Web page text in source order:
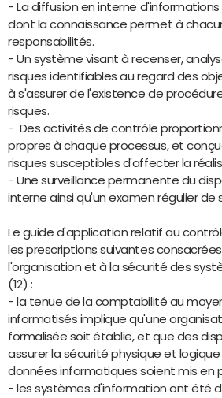
- La diffusion en interne
dont la connaissance permet à
responsabilités.
- Un système visant à recenser,
risques identifiables au regard des
à s'assurer de l'existence de
risques.
- Des activités de contrôle
propres à chaque processus, et
risques susceptibles d'affecter la
- Une surveillance permanente du
interne ainsi qu'un examen régulier
Le guide d'application relatif au
les prescriptions suivantes
l'organisation et à la sécurité des
(12) :
- la tenue de la comptabilité au
informatisés implique qu'une
formalisée soit établie, et que des
assurer la sécurité physique et
données informatiques soient mis en
- les systèmes d'information ont été